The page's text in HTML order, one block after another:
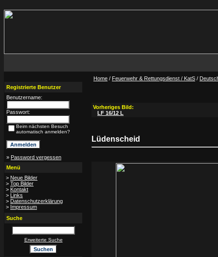
Registrierte Benutzer
Benutzername:
Passwort:
Beim nächsten Besuch
automatisch anmelden?
» Password vergessen
Menü
> Neue Bilder
> Top Bilder
> Kontakt
> Links
> Datenschutzerklärung
> Impressum
Suche
Erweiterte Suche
Home / Feuerwehr & Rettungsdienst / KatS /
Vorheriges Bild:
LF 16/12 L
Lüdenscheid